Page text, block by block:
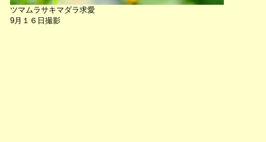
ツマムラサキマダラ求愛
9月１６日撮影